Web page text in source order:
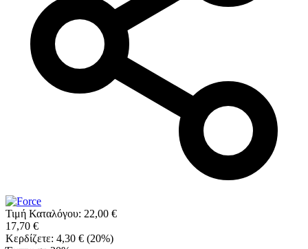
Τιμή Καταλόγου: 22,00 €
17,70 €
Κερδίζετε: 4,30 € (20%)